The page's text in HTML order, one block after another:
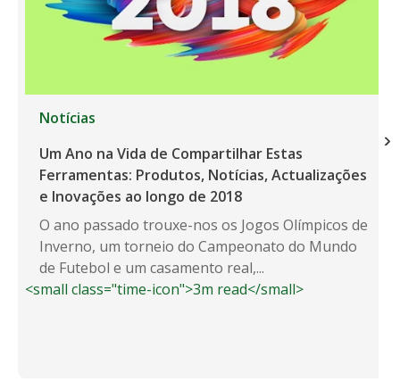
Notícias
Um Ano na Vida de Compartilhar Estas
Ferramentas: Produtos, Notícias, Actualizações
e Inovações ao longo de 2018
O ano passado trouxe-nos os Jogos Olímpicos de
Inverno, um torneio do Campeonato do Mundo
de Futebol e um casamento real,...
<small class="time-icon">3m read</small>